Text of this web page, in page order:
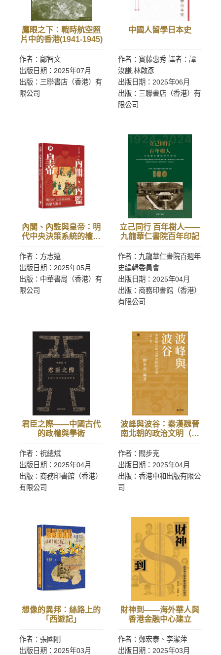
鷹眼之下：戰時航空照
片中的香港(1941-1945)
作者：鄺智文
出版日期：2025年07月
出版：三聯書店（香港）有
限公司
中國人留學日本史
作者：實藤惠秀 譯者：譚
汝謙,林啟彥
出版日期：2025年06月
出版：三聯書店（香港）有
限公司
內閣、內監與皇帝：明
代中央決策系統的權力
作者：方志遠
出版日期：2025年05月
出版：中華書局（香港）有
限公司
立己同行 百年樹人——
九龍華仁書院百年印記
作者：九龍華仁書院百週年
史編輯委員會
出版日期：2025年04月
出版：商務印書館（香港）
有限公司
君臣之際——中國古代
的政權與學術
作者：祝總斌
出版日期：2025年04月
出版：商務印書館（香港）
有限公司
波峰與波谷：秦漢魏晉
南北朝的政治文明（第
作者：閻步克
出版日期：2025年04月
出版：香港中和出版有限公
司
想像的異邦：絲路上的
「西遊記」
作者：張國剛
出版日期：2025年03月
財神到——海外華人與
香港金融中心建立
作者：鄭宏泰、李潔萍
出版日期：2025年03月